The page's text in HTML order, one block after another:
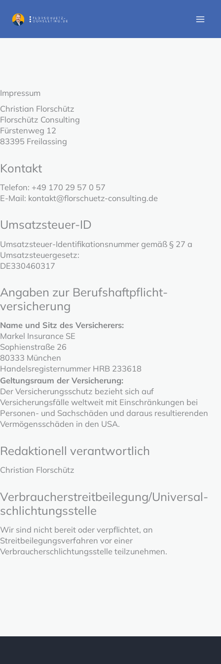
Inhalt
springen
Impressum
Christian Florschütz
Florschütz Consulting
Fürstenweg 12
83395 Freilassing
Kontakt
Telefon: +49 170 29 57 0 57
E-Mail: kontakt@florschuetz-consulting.de
Umsatzsteuer-ID
Umsatzsteuer-Identifikationsnummer gemäß § 27 a
Umsatzsteuergesetz:
DE330460317
Angaben zur Berufs­haftpflicht­
versicherung
Name und Sitz des Versicherers:
Markel Insurance SE
Sophienstraße 26
80333 München
Handelsregisternummer HRB 233618
Geltungsraum der Versicherung:
Der Versicherungsschutz bezieht sich auf
Versicherungsfälle weltweit mit Einschränkungen bei
Personen- und Sachschäden und daraus resultierenden
Vermögensschäden in den USA.
Redaktionell verantwortlich
Christian Florschütz
Verbraucher­streit­beilegung/Universal­
schlichtungs­stelle
Wir sind nicht bereit oder verpflichtet, an
Streitbeilegungsverfahren vor einer
Verbraucherschlichtungsstelle teilzunehmen.